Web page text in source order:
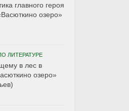
главного героя
озеро»
ЛИТЕРАТУРЕ
в лес в
озеро»